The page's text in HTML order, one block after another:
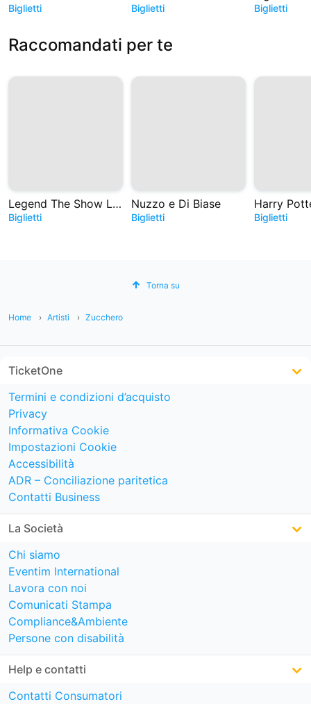
Biglietti Biglietti Biglietti
Raccomandati per te
Legend The Show Live in Orchestra
Biglietti
Nuzzo e Di Biase
Biglietti Biglietti
Torna su
Home Artisti Zucchero
TicketOne
Termini e condizioni d’acquisto
Privacy
Informativa Cookie
Impostazioni Cookie
Accessibilità
ADR – Conciliazione paritetica
Contatti Business
La Società
Chi siamo
Eventim International
Lavora con noi
Comunicati Stampa
Compliance&Ambiente
Persone con disabilità
Help e contatti
Contatti Consumatori